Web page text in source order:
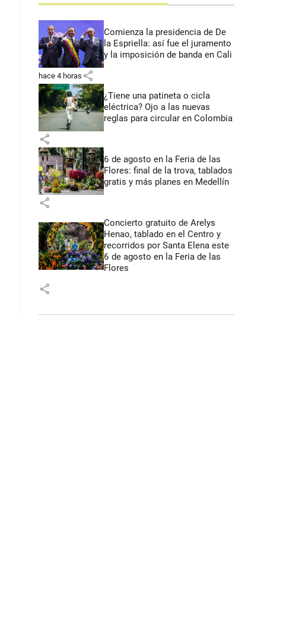
Comienza la presidencia de De
la Espriella: así fue el juramento
y la imposición de banda en Cali
hace 4 horas share
¿Tiene una patineta o cicla
eléctrica? Ojo a las nuevas
reglas para circular en Colombia
share
6 de agosto en la Feria de las
Flores: final de la trova, tablados
gratis y más planes en Medellín
share
Concierto gratuito de Arelys
Henao, tablado en el Centro y
recorridos por Santa Elena este
6 de agosto en la Feria de las
Flores
share